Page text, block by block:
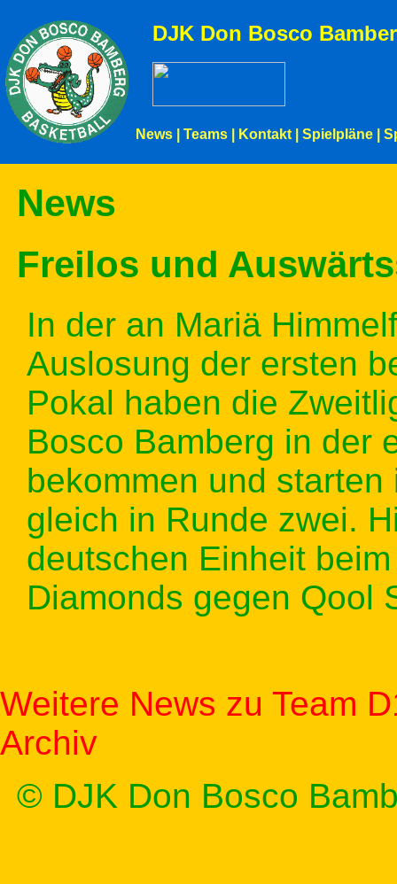
DJK Don Bosco
News Teams Kontakt Spielpläne
News
Freilos und
In der an Mariä
Auslosung der ersten
Pokal haben die
Bosco Bamberg in der
bekommen und
gleich in Runde zwei.
deutschen Einheit
Diamonds gegen Qool
Weitere News zu Team
Archiv
© DJK Don Bosco